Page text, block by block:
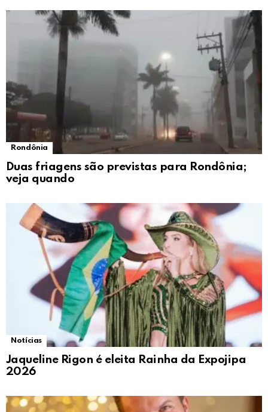
Rondônia
Duas friagens são previstas para Rondônia;
veja quando
Notícias
Jaqueline Rigon é eleita Rainha da Expojipa
2026